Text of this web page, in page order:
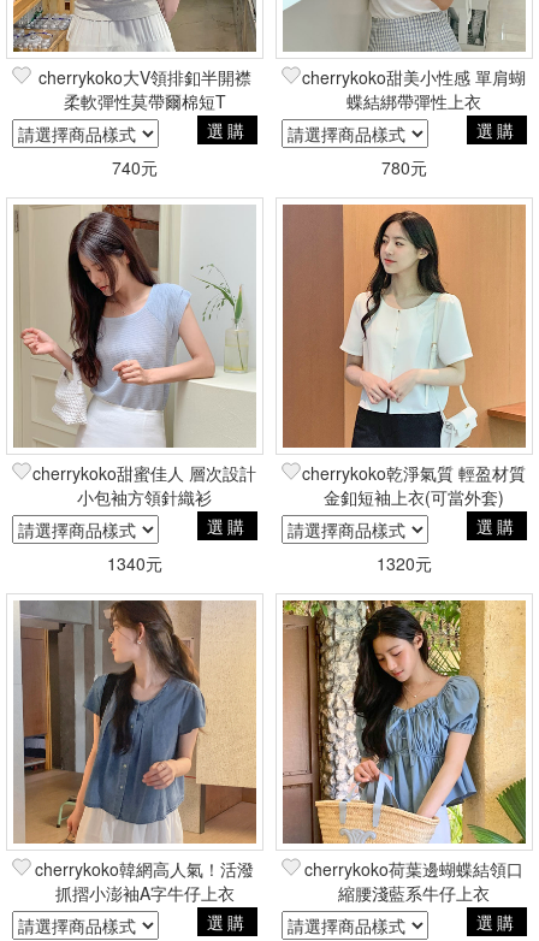
cherrykoko大V領排釦半開襟
柔軟彈性莫帶爾棉短T
選購
740元
cherrykoko甜美小性感 單肩蝴
蝶結綁帶彈性上衣
選購
780元
cherrykoko甜蜜佳人 層次設計
小包袖方領針織衫
選購
1340元
cherrykoko乾淨氣質 輕盈材質
金釦短袖上衣(可當外套)
選購
1320元
cherrykoko韓網高人氣！活潑
抓摺小澎袖A字牛仔上衣
選購
cherrykoko荷葉邊蝴蝶結領口
縮腰淺藍系牛仔上衣
選購